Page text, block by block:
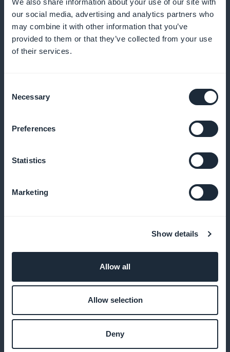
our social media, advertising and analytics partners who
may combine it with other information that you’ve
provided to them or that they’ve collected from your use
of their services.
Selection
Necessary
Preferences
Statistics
Marketing
Show details
Allow all
Allow selection
Deny
vostro podcast
Widget di abbonamento interattivi
piattaforma per massimizzare la visibilità delle vostre
essenziali per aumentare la visibilità delle vostre
sostenendo così la crescita della vostra base di
GoodBarber non prende alcuna commissione sui
ricavi degli abbonamenti, massimizzando i profitti e
consentendo di reinvestire nella creazione di
Personalizzare le pagine di abbonamento